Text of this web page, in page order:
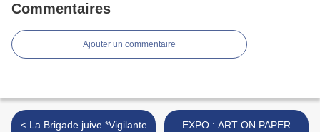
Commentaires
Ajouter un commentaire
< La Brigade juive *Vigilante
EXPO : ART ON PAPER